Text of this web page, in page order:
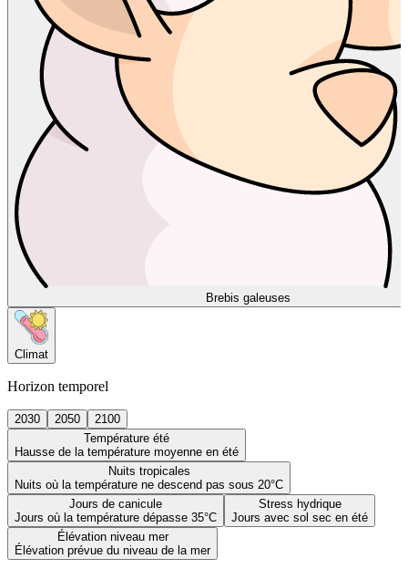
Brebis galeuses
Climat
Horizon temporel
2030 2050
2100
Température été
Hausse de la température moyenne en été
Nuits tropicales
Nuits où la température ne descend pas sous 20°C
Jours de canicule
Jours où la température dépasse 35°C
Stress hydrique
Jours avec sol sec en été
Élévation niveau mer
Élévation prévue du niveau de la mer